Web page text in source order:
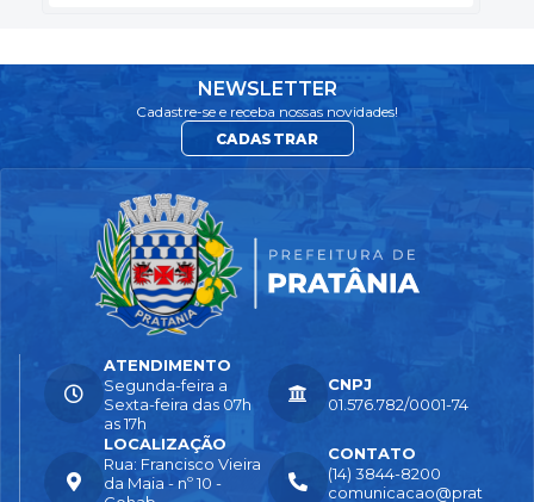
NEWSLETTER
Cadastre-se e receba nossas novidades!
CADASTRAR
LOCALIZAÇÃO
Rua: Francisco Vieira
da Maia - nº 10 -
CONTATO
(14) 3844-8200
comunicacao@prat
ATENDIMENTO
Segunda-feira a
Sexta-feira das 07h
as 17h
CNPJ
01.576.782/0001-74